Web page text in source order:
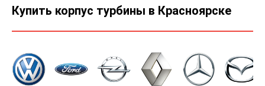
Купить корпус турбины в Красноярске